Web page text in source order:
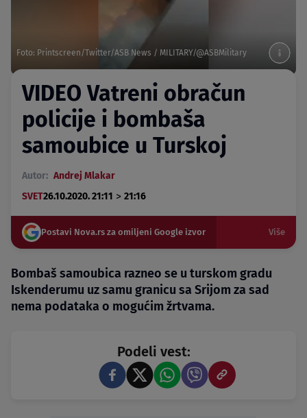
Foto: Printscreen/Twitter/ASB News / MILITARY/@ASBMilitary
VIDEO Vatreni obračun
policije i bombaša
samoubice u Turskoj
Autor: Andrej Mlakar
SVET26.10.2020. 21:11 > 21:16
Postavi Nova.rs za omiljeni Google izvor Više
Bombaš samoubica razneo se u turskom gradu
Iskenderumu uz samu granicu sa Srijom za sad
nema podataka o mogućim žrtvama.
Podeli vest: